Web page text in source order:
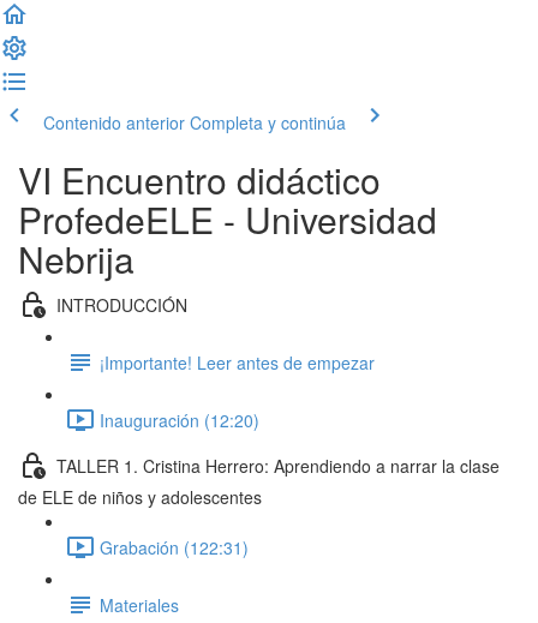
Contenido anterior Completa y continúa
VI Encuentro didáctico
ProfedeELE - Universidad
Nebrija
INTRODUCCIÓN
¡Importante! Leer antes de empezar
Inauguración (12:20)
TALLER 1. Cristina Herrero: Aprendiendo a narrar la clase
de ELE de niños y adolescentes
Grabación (122:31)
Materiales